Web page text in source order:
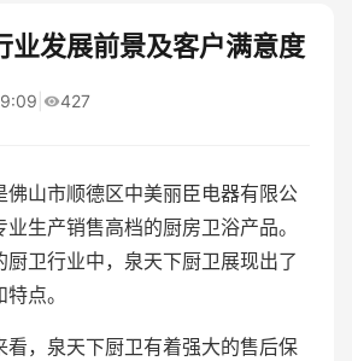
业发展前景及客户满意度
427
佛山市顺德区中美丽臣电器有限公
生产销售高档的厨房卫浴产品。
厨卫行业中，泉天下厨卫展现出了
点。
看，泉天下厨卫有着强大的售后保